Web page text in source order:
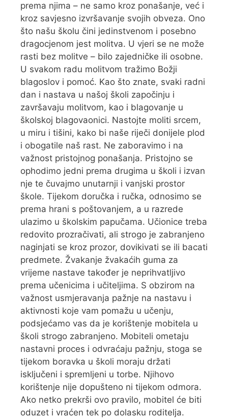
prema njima – ne samo kroz ponašanje, već i
kroz savjesno izvršavanje svojih obveza. Ono
što našu školu čini jedinstvenom i posebno
dragocjenom jest molitva. U vjeri se ne može
rasti bez molitve – bilo zajedničke ili osobne.
U svakom radu molitvom tražimo Božji
blagoslov i pomoć. Kao što znate, svaki radni
dan i nastava u našoj školi započinju i
završavaju molitvom, kao i blagovanje u
školskoj blagovaonici. Nastojte moliti srcem,
u miru i tišini, kako bi naše riječi donijele plod
i obogatile naš rast. Ne zaboravimo i na
važnost pristojnog ponašanja. Pristojno se
ophodimo jedni prema drugima u školi i izvan
nje te čuvajmo unutarnji i vanjski prostor
škole. Tijekom doručka i ručka, odnosimo se
prema hrani s poštovanjem, a u razrede
ulazimo u školskim papučama. Učionice treba
redovito prozračivati, ali strogo je zabranjeno
naginjati se kroz prozor, dovikivati se ili bacati
predmete. Žvakanje žvakaćih guma za
vrijeme nastave također je neprihvatljivo
prema učenicima i učiteljima. S obzirom na
važnost usmjeravanja pažnje na nastavu i
aktivnosti koje vam pomažu u učenju,
podsjećamo vas da je korištenje mobitela u
školi strogo zabranjeno. Mobiteli ometaju
nastavni proces i odvraćaju pažnju, stoga se
tijekom boravka u školi moraju držati
isključeni i spremljeni u torbe. Njihovo
korištenje nije dopušteno ni tijekom odmora.
Ako netko prekrši ovo pravilo, mobitel će biti
oduzet i vraćen tek po dolasku roditelja.